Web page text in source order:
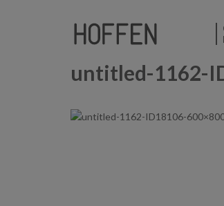
untitled-1162-